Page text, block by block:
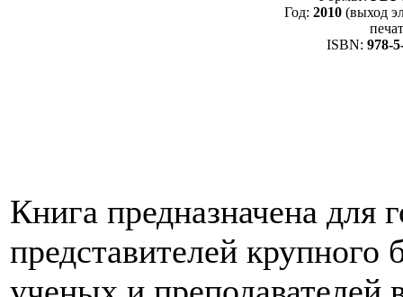
Год: 2010 (выход
ISBN: 978-
Книга предназначена для
представителей крупного